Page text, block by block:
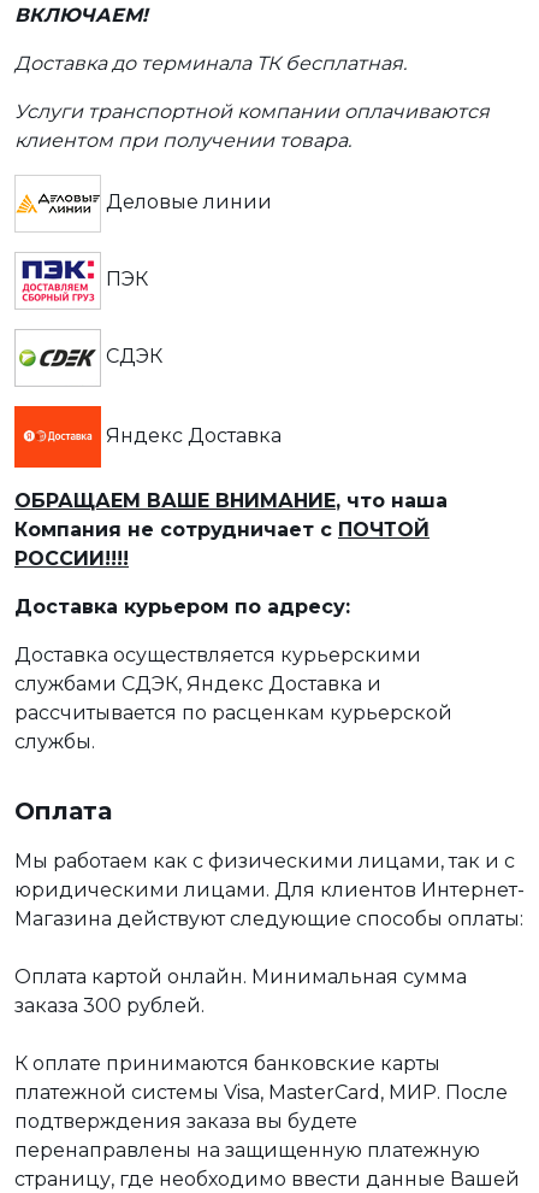
ВКЛЮЧАЕМ!
Доставка до терминала ТК бесплатная.
Услуги транспортной компании оплачиваются
клиентом при получении товара.
Деловые линии
ПЭК
СДЭК
Яндекс Доставка
ОБРАЩАЕМ ВАШЕ ВНИМАНИЕ, что наша
Компания не сотрудничает с ПОЧТОЙ
РОССИИ!!!!
Доставка курьером по адресу:
Доставка осуществляется курьерскими
службами СДЭК, Яндекс Доставка и
рассчитывается по расценкам курьерской
службы.
Оплата
Мы работаем как с физическими лицами, так и с
юридическими лицами. Для клиентов Интернет-
Магазина действуют следующие способы оплаты:
Оплата картой онлайн. Минимальная сумма
заказа 300 рублей.
К оплате принимаются банковские карты
платежной системы Visa, MasterCard, МИР. После
подтверждения заказа вы будете
перенаправлены на защищенную платежную
страницу, где необходимо ввести данные Вашей